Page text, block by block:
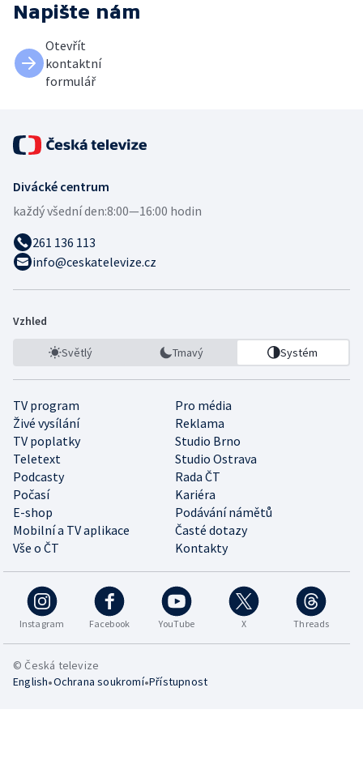
Napište nám
Otevřít
kontaktní
formulář
Divácké centrum
každý všední den:8:00—16:00 hodin
261 136 113
info@ceskatelevize.cz
Vzhled
Světlý Tmavý Systém
TV program
Pro média
Živé vysílání
Reklama
TV poplatky
Studio Brno
Teletext
Studio Ostrava
Podcasty
Rada ČT
Počasí
Kariéra
E-shop
Podávání námětů
Mobilní a TV aplikace
Časté dotazy
Vše o ČT
Kontakty
Instagram Facebook YouTube X Threads
© Česká televize
English•Ochrana soukromí•Přístupnost